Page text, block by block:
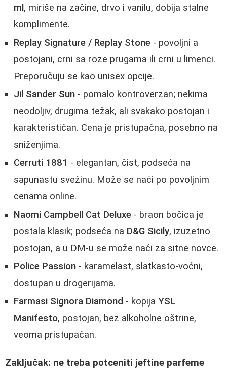
ml , miriše na začine, drvo i vanilu, dobija stalne
komplimente.
Replay Signature / Replay Stone - povoljni a
postojani, crni sa roze prugama ili crni u limenci.
Preporučuju se kao unisex opcije.
Jil Sander Sun - pomalo kontroverzan; nekima
neodoljiv, drugima težak, ali svakako postojan i
karakterističan. Cena je pristupačna, posebno na
sniženjima.
Cerruti 1881 - elegantan, čist, podseća na
sapunastu svežinu. Može se naći po povoljnim
cenama online.
Naomi Campbell Cat Deluxe - braon bočica je
postala klasik; podseća na D&G Sicily, izuzetno
postojan, a u DM-u se može naći za sitne novce.
Police Passion - karamelast, slatkasto-voćni,
dostupan u drogerijama.
Farmasi Signora Diamond - kopija YSL
Manifesto, postojan, bez alkoholne oštrine,
veoma pristupačan.
Zaključak: ne treba potceniti jeftine parfeme